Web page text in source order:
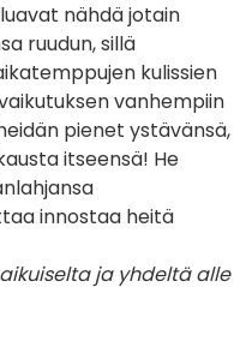
nähdä jotain
ruudun, sillä
kulissien
vanhempiin
pienet ystävänsä,
itseensä! He
innostaa heitä
ja yhdeltä alle